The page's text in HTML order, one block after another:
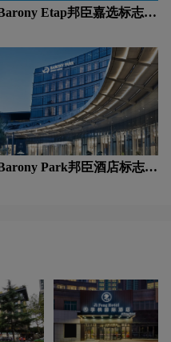
Etap邦臣嘉选标志设
Park邦臣酒店标志设